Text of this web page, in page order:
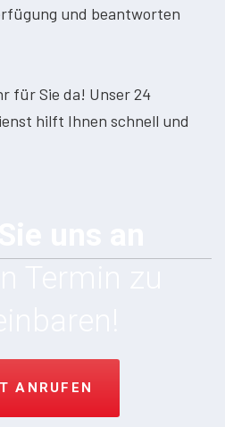
und beantworten
für Sie da! Unser 24
hilft Ihnen schnell und
ANRUFEN